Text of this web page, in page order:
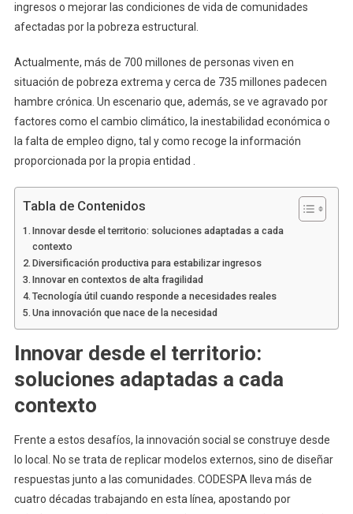
ingresos o mejorar las condiciones de vida de comunidades
afectadas por la pobreza estructural.
Actualmente, más de 700 millones de personas viven en
situación de pobreza extrema y cerca de 735 millones padecen
hambre crónica. Un escenario que, además, se ve agravado por
factores como el cambio climático, la inestabilidad económica o
la falta de empleo digno, tal y como recoge la información
proporcionada por la propia entidad .
Tabla de Contenidos
Innovar desde el territorio: soluciones adaptadas a cada
contexto
Diversificación productiva para estabilizar ingresos
Innovar en contextos de alta fragilidad
Tecnología útil cuando responde a necesidades reales
Una innovación que nace de la necesidad
Innovar desde el territorio:
soluciones adaptadas a cada
contexto
Frente a estos desafíos, la innovación social se construye desde
lo local. No se trata de replicar modelos externos, sino de diseñar
respuestas junto a las comunidades. CODESPA lleva más de
cuatro décadas trabajando en esta línea, apostando por